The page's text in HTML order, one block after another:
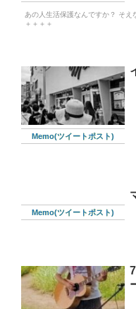
あの人生活保護なんですか？ そえ
＋＋＋＋
Memo(ツイートポスト)
Memo(ツイートポスト)